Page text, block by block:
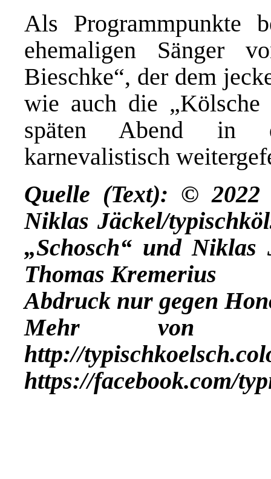
Als Programmpunkte
ehemaligen Sänger
Bieschke“, der dem
wie auch die
späten Abend in
karnevalistisch
Quelle (Text): © 2022
Niklas Jäckel/
„Schosch“ und Niklas
Thomas Kremerius
Abdruck nur gegen
Mehr
http://
https://facebook.com/